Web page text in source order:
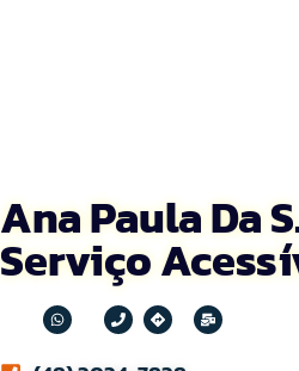
Ana Paula Da
Serviço